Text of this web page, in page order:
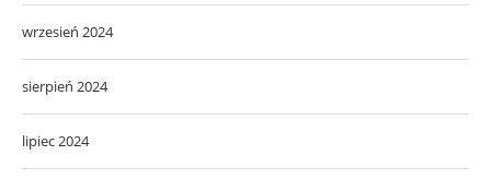
wrzesień 2024
sierpień 2024
lipiec 2024